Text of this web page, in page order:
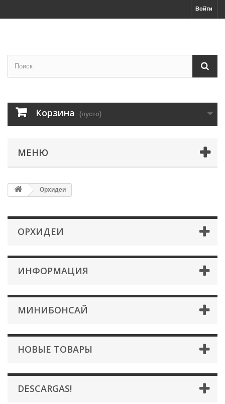
Войти
Корзина (пусто)
МЕНЮ
Орхидеи
ОРХИДЕИ
ИНФОРМАЦИЯ
МИНИБОНСАЙ
НОВЫЕ ТОВАРЫ
DESCARGAS!